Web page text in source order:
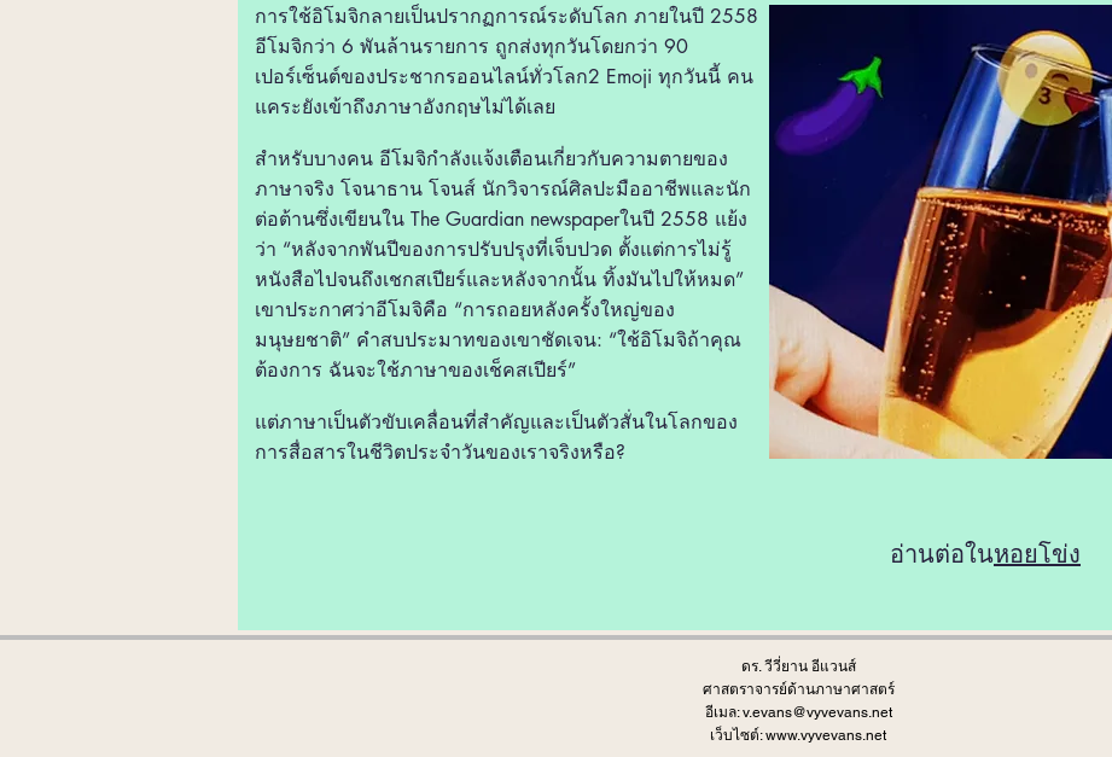
การใช้อิโมจิกลายเป็นปรากฏการณ์ระดับโลก ภายในปี 2558
อีโมจิกว่า 6 พันล้านรายการ ถูกส่งทุกวันโดยกว่า 90
เปอร์เซ็นต์ของประชากรออนไลน์ทั่วโลก2 Emoji ทุกวันนี้ คน
แคระยังเข้าถึงภาษาอังกฤษไม่ได้เลย
สำหรับบางคน อีโมจิกำลังแจ้งเตือนเกี่ยวกับความตายของ
ภาษาจริง โจนาธาน โจนส์ นักวิจารณ์ศิลปะมืออาชีพและนัก
ต่อต้านซึ่งเขียนใน The Guardian newspaperในปี 2558 แย้ง
ว่า “หลังจากพันปีของการปรับปรุงที่เจ็บปวด ตั้งแต่การไม่รู้
หนังสือไปจนถึงเชกสเปียร์และหลังจากนั้น ทิ้งมันไปให้หมด”
เขาประกาศว่าอีโมจิคือ “การถอยหลังครั้งใหญ่ของ
มนุษยชาติ” คำสบประมาทของเขาชัดเจน: “ใช้อิโมจิถ้าคุณ
ต้องการ ฉันจะใช้ภาษาของเช็คสเปียร์”
แต่ภาษาเป็นตัวขับเคลื่อนที่สำคัญและเป็นตัวสั่นในโลกของ
การสื่อสารในชีวิตประจำวันของเราจริงหรือ?
อ่านต่อในหอยโข่ง
ดร. วีวี่ยาน อีแวนส์
ศาสตราจารย์ด้านภาษาศาสตร์
อีเมล:v.evans@vyvevans.net
เว็บไซต์:www.vyvevans.net